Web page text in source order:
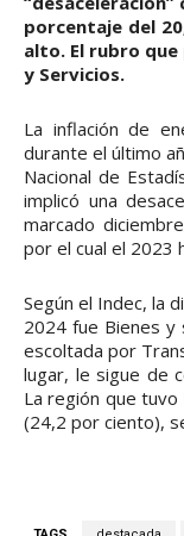
porcentaje del
alto. El rubro
y Servicios.
La inflación de
durante el último
Nacional de
implicó una
marcado
por el cual el 2023
Según el Indec, la
2024 fue Bienes y
escoltada por
lugar, le sigue de
La región que tuvo
(24,2 por ciento),